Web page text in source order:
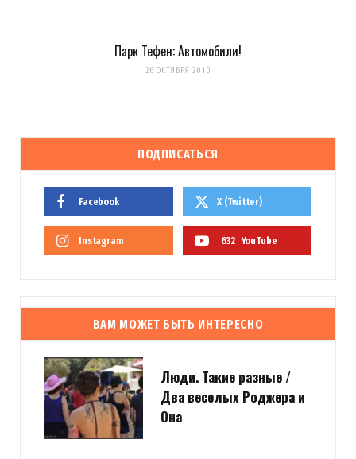
Парк Тефен: Автомобили!
26 ОКТЯБРЯ 2010
ПОДПИСАТЬСЯ
Facebook X (Twitter)
Instagram 632 YouTube
ВАМ МОЖЕТ БЫТЬ ИНТЕРЕСНО
Люди. Такие разные /
Два веселых Роджера и
Она